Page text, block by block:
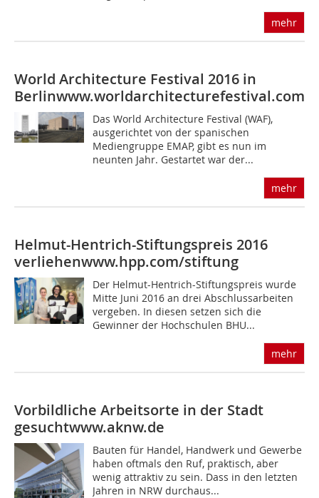
mehr
World Architecture Festival 2016 in
Berlinwww.worldarchitecturefestival.com
Das World Architecture Festival (WAF),
ausgerichtet von der spanischen
Mediengruppe EMAP, gibt es nun im
neunten Jahr. Gestartet war der...
mehr
Helmut-Hentrich-Stiftungspreis 2016
verliehenwww.hpp.com/stiftung
Der Helmut-Hentrich-Stiftungspreis wurde
Mitte Juni 2016 an drei Abschlussarbeiten
vergeben. In diesen setzen sich die
Gewinner der Hochschulen BHU...
mehr
Vorbildliche Arbeitsorte in der Stadt
gesuchtwww.aknw.de
Bauten für Handel, Handwerk und Gewerbe
haben oftmals den Ruf, praktisch, aber
wenig attraktiv zu sein. Dass in den letzten
Jahren in NRW durchaus...